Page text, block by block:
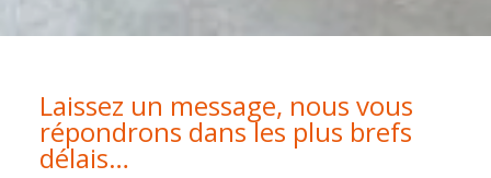
Laissez un message, nous vous
répondrons dans les plus brefs
délais…